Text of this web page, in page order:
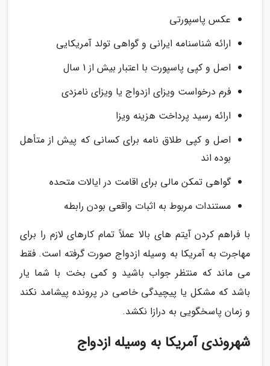
عکس پاسپورتی
ارائه شناسنامه ایرانی و گواهی تولد آمریکایی
اصل و کپی پاسپورت با اعتبار بیش از 1 سال
فرم درخواست ویزای ازدواج یا ویزای نامزدی
ارائه رسید پرداخت هزینه ویزا
اصل و کپی طلاق نامه برای کسانی که پیش از متأهل
بوده اند
گواهی تمکن مالی برای اقامت در ایالات متحده
مستندات مربوط به اثبات واقعی بودن رابطه
با فراهم کردن آیتم های بالا عملاً تمام کارهای لازم را برای
مهاجرت به آمریکا به وسیله ازدواج صورت گرفته است. فقط
می ماند که منتظر جواب باشید و کمی بخت با شما یار
باشد که مشکل یا پیچیدگی خاصی در پرونده پیشامد نکند
و زمان پاسخگویی به درازا نکشد.
شهروندی آمریکا به وسیله ازدواج